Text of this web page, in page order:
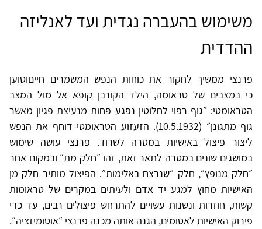
משימוש בהעברה נגדית ועד לאנליזה
ההדדית
פרנצי ממשיך לחקור את כוחות הנפש המשמרים חייםוטוען
כי במצבים של טראומה, הילד הקורבן קופא אל מול המצב
הטראומטי: ״גוף רפוי לחלוטין נפגע פחות מנעיצת פגיון מאשר
גוף מתגונן״ (10.5.1932). הזעזוע הטראומטי דוחף את הנפש
ליצור פיצול באישיות במטרה לשרוד. פרנצי עושה שימוש
במושגים שונים במטרה לתאר זאת, זהו ״חלק מת״ ובמקום אחר
״חלק מנופץ״, חלק ״שנרצח באלימות״. הפיצול מותיר חלק מן
האישיות מחוץ למגע יד אדם ולעיתים במקרים של טראומות
קשות, חוזרות ונשנות עשויים להתרחש פיצולים רבים, עד כדי
פירוק האישיות לאטומים, הגנה אותה מכנה פרנצי ״אוטומיזציה״.